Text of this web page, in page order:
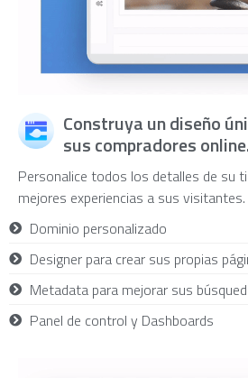
Construya un diseño
sus compradores
Personalice todos los detalles de su
mejores experiencias a sus visitantes.
Dominio personalizado
Designer para crear sus propias
Metadata para mejorar sus
Panel de control y Dashboards